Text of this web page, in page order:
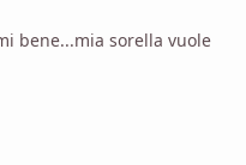
bene...mia sorella vuole